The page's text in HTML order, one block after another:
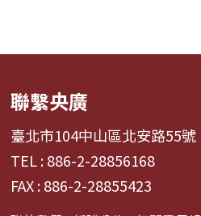
聯繫央廣
臺北市104中山區北安路55號
TEL : 886-2-28856168
FAX : 886-2-28855423